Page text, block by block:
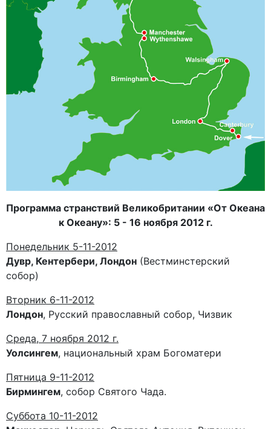
Программа странствий Великобритании «От Океана
к Океану»: 5 - 16 ноября 2012 г.
Понедельник 5-11-2012
Дувр, Кентербери, Лондон (Вестминстерский
собор)
Вторник 6-11-2012
Лондон, Русский православный собор, Чизвик
Среда, 7 ноября 2012 г.
Уолсингем, национальный храм Богоматери
Пятница 9-11-2012
Бирмингем, собор Святого Чада.
Суббота 10-11-2012